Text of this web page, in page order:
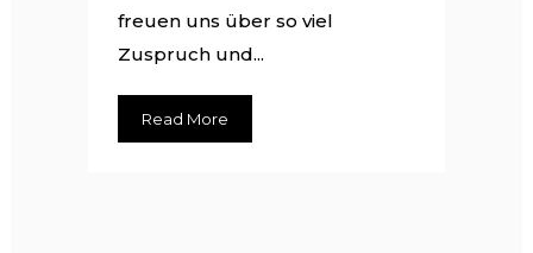
freuen uns über so viel
Zuspruch und...
Read More